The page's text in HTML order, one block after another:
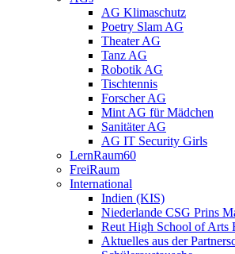
AG Klimaschutz
Poetry Slam AG
Theater AG
Tanz AG
Robotik AG
Tischtennis
Forscher AG
Mint AG für Mädchen
Sanitäter AG
AG IT Security Girls
LernRaum60
FreiRaum
International
Indien (KIS)
Niederlande CSG Prins
Reut High School of Arts
Aktuelles aus der